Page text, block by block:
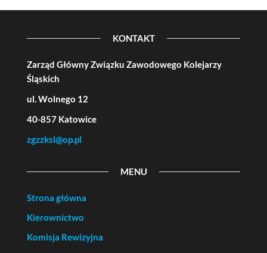
KONTAKT
Zarząd Główny Związku Zawodowego Kolejarzy
Śląskich
ul. Wolnego 12
40-857 Katowice
zgzzksl@op.pl
MENU
Strona główna
Kierownictwo
Komisja Rewizyjna